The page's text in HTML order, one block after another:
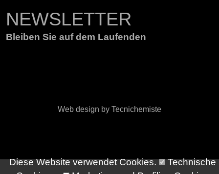
Diese Website verwendet Cookies.
Technische
NEWSLETTER
Bleiben Sie auf dem Laufenden
Web design by Tecnichemiste